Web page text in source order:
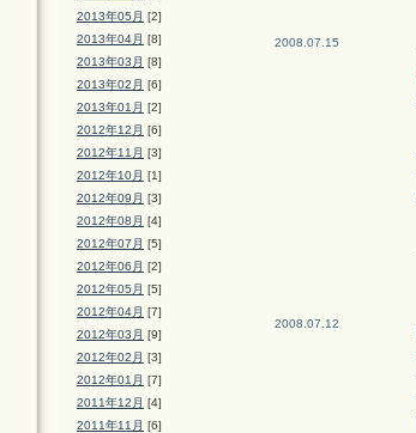
2013年05月 [2]
2013年04月 [8]
2013年03月 [8]
2013年02月 [6]
2013年01月 [2]
2012年12月 [6]
2012年11月 [3]
2012年10月 [1]
2012年09月 [3]
2012年08月 [4]
2012年07月 [5]
2012年06月 [2]
2012年05月 [5]
2012年04月 [7]
2012年03月 [9]
2012年02月 [3]
2012年01月 [7]
2011年12月 [4]
2011年11月 [6]
2008.07.15
2008.07.12